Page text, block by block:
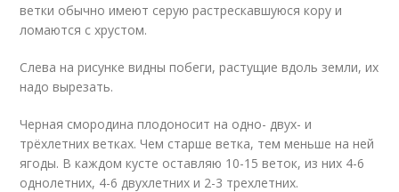
ветки обычно имеют серую растрескавшуюся кору и
ломаются с хрустом.
Слева на рисунке видны побеги, растущие вдоль земли, их
надо вырезать.
Черная смородина плодоносит на одно- двух- и
трёхлетних ветках. Чем старше ветка, тем меньше на ней
ягоды. В каждом кусте оставляю 10-15 веток, из них 4-6
однолетних, 4-6 двухлетних и 2-3 трехлетних.